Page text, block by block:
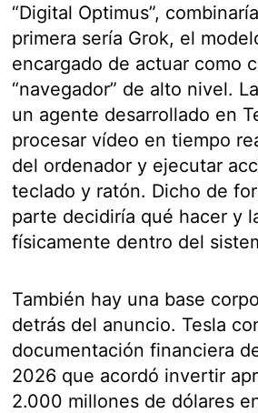
“Digital Optimus”,
primera sería Grok, el
encargado de actuar como
“navegador” de alto nivel.
un agente desarrollado en
procesar vídeo en tiempo
del ordenador y ejecutar
teclado y ratón. Dicho de
parte decidiría qué hacer y
físicamente dentro del
También hay una base
detrás del anuncio. Tesla
documentación financiera
2026 que acordó invertir
2.000 millones de dólares